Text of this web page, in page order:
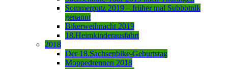
Sommerputz 2019 – früher mal Subbotnik
genannt
Bikerweihnacht 2019
18.Heimkinderausfahrt
2018
Der 18.Sachsenbike-Geburtstag
Moppedrennen 2018